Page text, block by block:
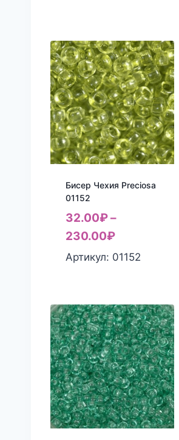
Бисер Чехия Preciosa
01152
32.00₽–
230.00₽
Артикул: 01152